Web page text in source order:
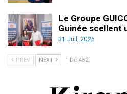
Le Groupe
Guinée scellent
31 Juil, 2026
PREV NEXT 1 De 452